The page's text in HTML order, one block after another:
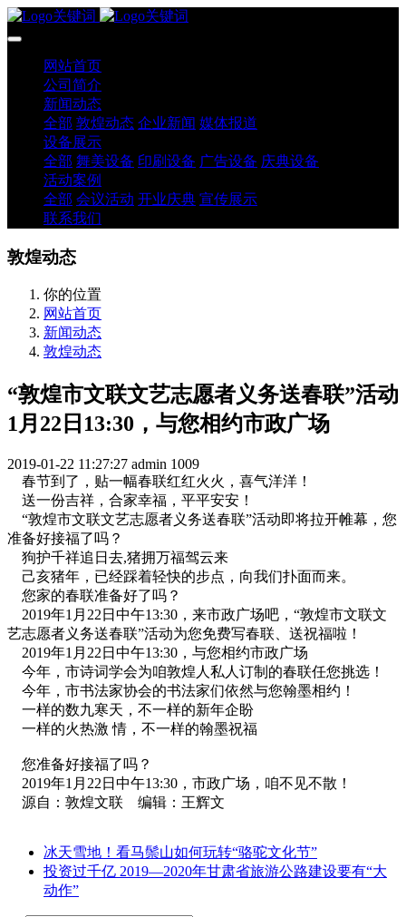
网站首页
公司简介
新闻动态
全部 敦煌动态 企业新闻 媒体报道
设备展示
全部 舞美设备 印刷设备 广告设备 庆典设备
活动案例
全部 会议活动 开业庆典 宣传展示
联系我们
敦煌动态
你的位置
网站首页
新闻动态
敦煌动态
“敦煌市文联文艺志愿者义务送春联”活动
1月22日13:30，与您相约市政广场
2019-01-22 11:27:27 admin 1009
春节到了，贴一幅春联红红火火，喜气洋洋！
送一份吉祥，合家幸福，平平安安！
“敦煌市文联文艺志愿者义务送春联”活动即将拉开帷幕，您
准备好接福了吗？
狗护千祥追日去,猪拥万福驾云来
己亥猪年，已经踩着轻快的步点，向我们扑面而来。
您家的春联准备好了吗？
2019年1月22日中午13:30，来市政广场吧，“敦煌市文联文
艺志愿者义务送春联”活动为您免费写春联、送祝福啦！
2019年1月22日中午13:30，与您相约市政广场
今年，市诗词学会为咱敦煌人私人订制的春联任您挑选！
今年，市书法家协会的书法家们依然与您翰墨相约！
一样的数九寒天，不一样的新年企盼
一样的火热激 情，不一样的翰墨祝福
您准备好接福了吗？
2019年1月22日中午13:30，市政广场，咱不见不散！
源自：敦煌文联 编辑：王辉文
冰天雪地！看马鬃山如何玩转“骆驼文化节”
投资过千亿 2019—2020年甘肃省旅游公路建设要有“大
动作”